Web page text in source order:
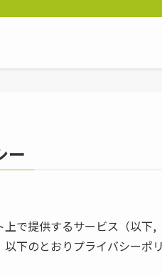
ー
で提供するサービス（以
下のとおりプライバシーポ